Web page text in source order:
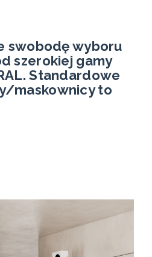
swobodę wyboru
szerokiej gamy
Standardowe
maskownicy to